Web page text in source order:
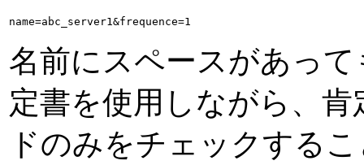
名前にスペースがあっ
定書を使用しながら、
ドのみをチェックする